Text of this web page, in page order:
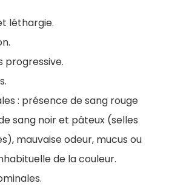
léthargie.
progressive.
: présence de sang rouge
sang noir et pâteux (selles
mauvaise odeur, mucus ou
de la couleur.